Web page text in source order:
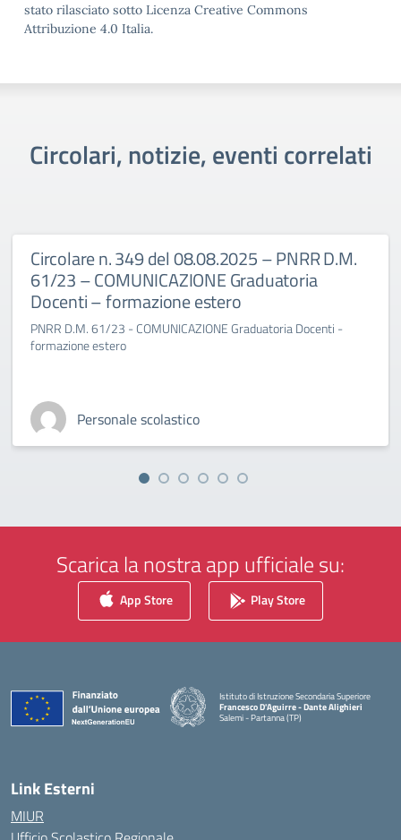
stato rilasciato sotto Licenza Creative Commons
Attribuzione 4.0 Italia.
Circolari, notizie, eventi correlati
Circolare n. 349 del 08.08.2025 – PNRR D.M.
61/23 – COMUNICAZIONE Graduatoria
Docenti – formazione estero
PNRR D.M. 61/23 - COMUNICAZIONE Graduatoria Docenti -
formazione estero
Personale scolastico
Scarica la nostra app ufficiale su:
App Store Play Store
Istituto di Istruzione Secondaria Superiore
Francesco D'Aguirre - Dante Alighieri
Salemi - Partanna (TP)
Link Esterni
MIUR